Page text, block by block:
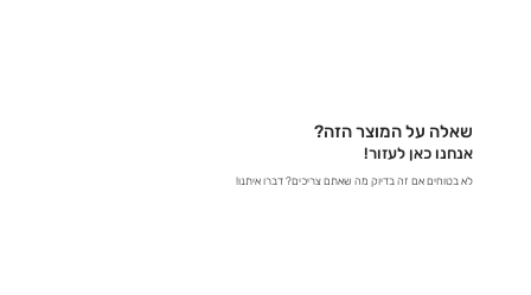
ולוודא שתעשו את הבחירה הנכונה!
שאלה על המוצר הזה?
אנחנו כאן לעזור!
לא בטוחים אם זה בדיוק מה שאתם צריכים? דברו איתנו!